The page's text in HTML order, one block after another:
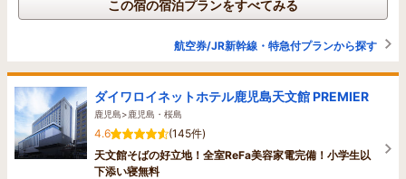
この宿の宿泊プランをすべてみる
航空券/JR新幹線・特急付プランから探す
ダイワロイネットホテル鹿児島天文館 PREMIER
鹿児島>鹿児島・桜島
4.6
(145件)
天文館そばの好立地！全室ReFa美容家電完備！小学生以
下添い寝無料